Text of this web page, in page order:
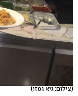
(צילום: גיא גמזו)